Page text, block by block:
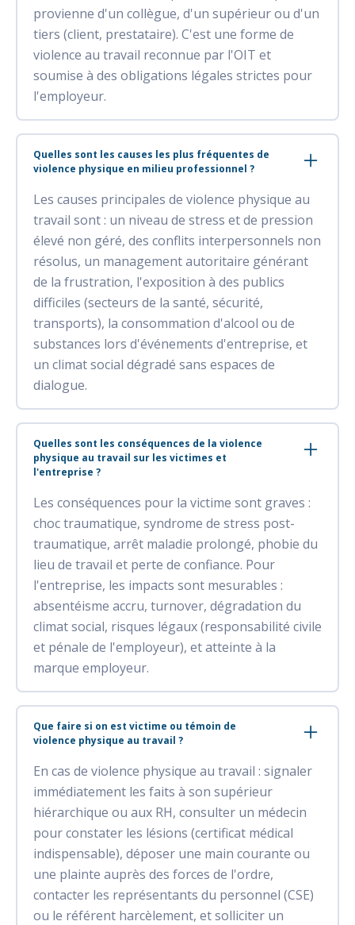
provienne d'un collègue, d'un supérieur ou d'un
tiers (client, prestataire). C'est une forme de
violence au travail reconnue par l'OIT et
soumise à des obligations légales strictes pour
l'employeur.
Quelles sont les causes les plus fréquentes de
violence physique en milieu professionnel ?
Les causes principales de violence physique au
travail sont : un niveau de stress et de pression
élevé non géré, des conflits interpersonnels non
résolus, un management autoritaire générant
de la frustration, l'exposition à des publics
difficiles (secteurs de la santé, sécurité,
transports), la consommation d'alcool ou de
substances lors d'événements d'entreprise, et
un climat social dégradé sans espaces de
dialogue.
Quelles sont les conséquences de la violence
physique au travail sur les victimes et
l'entreprise ?
Les conséquences pour la victime sont graves :
choc traumatique, syndrome de stress post-
traumatique, arrêt maladie prolongé, phobie du
lieu de travail et perte de confiance. Pour
l'entreprise, les impacts sont mesurables :
absentéisme accru, turnover, dégradation du
climat social, risques légaux (responsabilité civile
et pénale de l'employeur), et atteinte à la
marque employeur.
Que faire si on est victime ou témoin de
violence physique au travail ?
En cas de violence physique au travail : signaler
immédiatement les faits à son supérieur
hiérarchique ou aux RH, consulter un médecin
pour constater les lésions (certificat médical
indispensable), déposer une main courante ou
une plainte auprès des forces de l'ordre,
contacter les représentants du personnel (CSE)
ou le référent harcèlement, et solliciter un